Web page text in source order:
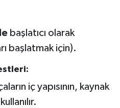
başlatıcı olarak
başlatmak için).
iç yapısının, kaynak